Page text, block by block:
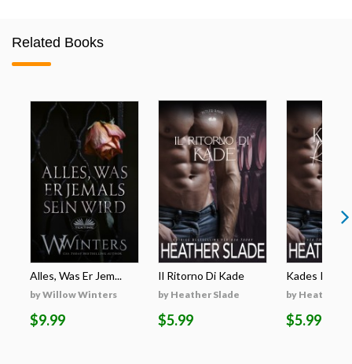
Related Books
Alles, Was Er Jem...
by Willow Winters
$9.99
Il Ritorno Di Kade
by Heather Slade
$5.99
Kades
by Heather
$5.99